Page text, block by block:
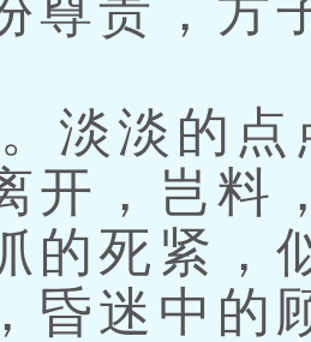
尊贵，方
淡淡的点
开，岂料
的死紧，
昏迷中的